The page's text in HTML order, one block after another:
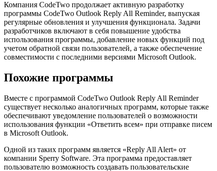
Компания CodeTwo продолжает активную разработку
программы CodeTwo Outlook Reply All Reminder, выпуская
регулярные обновления и улучшения функционала. Задачи
разработчиков включают в себя повышение удобства
использования программы, добавление новых функций под
учетом обратной связи пользователей, а также обеспечение
совместимости с последними версиями Microsoft Outlook.
Похожие программы
Вместе с программой CodeTwo Outlook Reply All Reminder
существует несколько аналогичных программ, которые также
обеспечивают уведомление пользователей о возможности
использования функции «Ответить всем» при отправке писем
в Microsoft Outlook.
Одной из таких программ является «Reply All Alert» от
компании Sperry Software. Эта программа предоставляет
пользователю возможность создавать пользовательские